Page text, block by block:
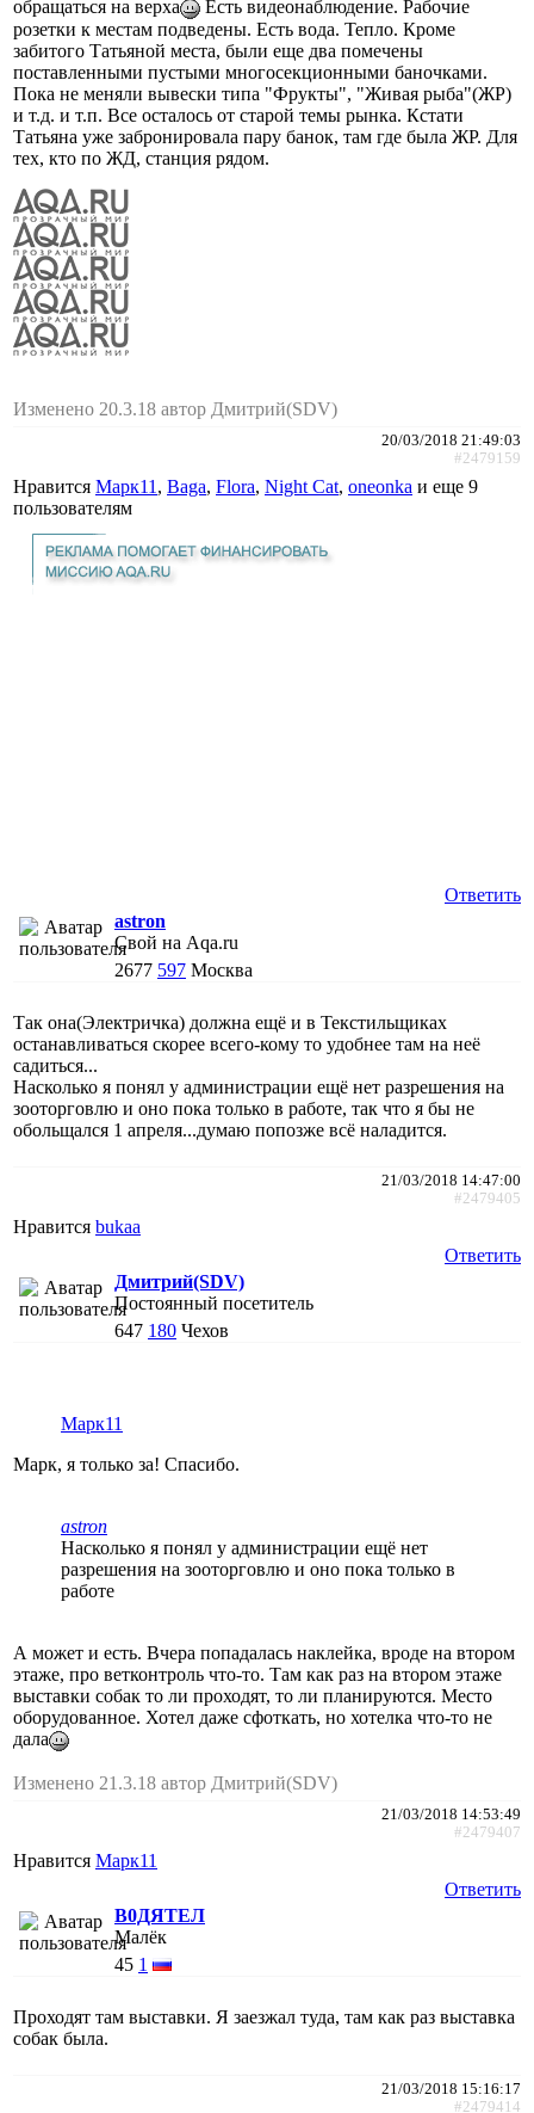
обращаться на верха
Есть видеонаблюдение. Рабочие
розетки к местам подведены. Есть вода. Тепло. Кроме
забитого Татьяной места, были еще два помечены
поставленными пустыми многосекционными баночками.
Пока не меняли вывески типа "Фрукты", "Живая рыба"(ЖР)
и т.д. и т.п. Все осталось от старой темы рынка. Кстати
Татьяна уже забронировала пару банок, там где была ЖР. Для
тех, кто по ЖД, станция рядом.
Изменено 20.3.18 автор Дмитрий(SDV)
20/03/2018 21:49:03
#2479159
Нравится Марк11 , Baga, Flora, Night Cat, oneonka и еще 9
пользователям
Ответить
astron
Свой на Aqa.ru
2677 597 Москва
Так она(Электричка) должна ещё и в Текстильщиках
останавливаться скорее всего-кому то удобнее там на неё
садиться...
Насколько я понял у администрации ещё нет разрешения на
зооторговлю и оно пока только в работе, так что я бы не
обольщался 1 апреля...думаю попозже всё наладится.
21/03/2018 14:47:00
#2479405
Нравится bukaa
Ответить
Дмитрий(SDV)
Постоянный посетитель
647 180 Чехов
Марк11
Марк, я только за! Спасибо.
astron
Насколько я понял у администрации ещё нет
разрешения на зооторговлю и оно пока только в
работе
А может и есть. Вчера попадалась наклейка, вроде на втором
этаже, про ветконтроль что-то. Там как раз на втором этаже
выставки собак то ли проходят, то ли планируются. Место
оборудованное. Хотел даже сфоткать, но хотелка что-то не
дала
Изменено 21.3.18 автор Дмитрий(SDV)
21/03/2018 14:53:49
#2479407
Нравится Марк11
Ответить
В0ДЯТЕЛ
Малёк
45 1
Проходят там выставки. Я заезжал туда, там как раз выставка
собак была.
21/03/2018 15:16:17
#2479414